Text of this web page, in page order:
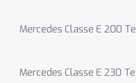
Mercedes Classe E 200 Te
Mercedes Classe E 230 Te